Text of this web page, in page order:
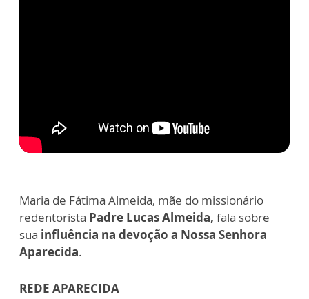
Maria de Fátima Almeida, mãe do missionário
redentorista Padre Lucas Almeida, fala sobre
sua influência na devoção a Nossa Senhora
Aparecida.
REDE APARECIDA